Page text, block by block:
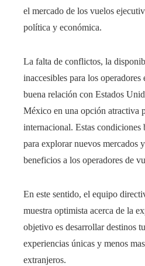
el mercado de los vuelos
política y económica.
La falta de conflictos, la
inaccesibles para los operadores
buena relación con Estados
México en una opción atractiva
internacional. Estas condiciones
para explorar nuevos mercados
beneficios a los operadores de
En este sentido, el equipo
muestra optimista acerca de la
objetivo es desarrollar destinos
experiencias únicas y menos
extranjeros.